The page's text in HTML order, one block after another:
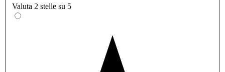
Valuta 2 stelle su 5